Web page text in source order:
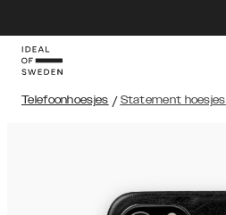
Telefoonhoesjes / Statement hoesjes